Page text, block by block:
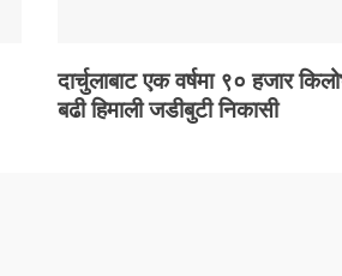
दार्चुलाबाट एक वर्षमा ९० हजार
बढी हिमाली जडीबुटी निकासी